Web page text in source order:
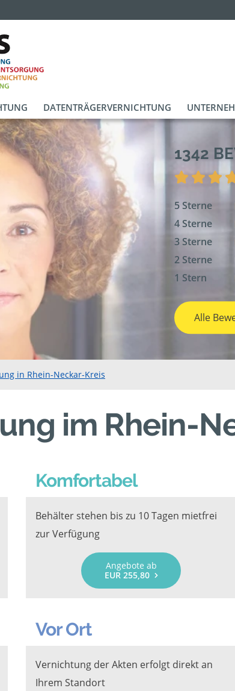
DATENTRÄGERVERNICHTUNG
1342
5 Sterne
4 Sterne
3 Sterne
2 Sterne
1 Stern
Alle
in Rhein-Neckar-Kreis
im Rhein-
Komfortabel
Behälter stehen bis zu 10 Tagen mietfrei
zur Verfügung
Angebote ab
EUR 255,80
Vor Ort
Vernichtung der Akten erfolgt direkt an
Ihrem Standort